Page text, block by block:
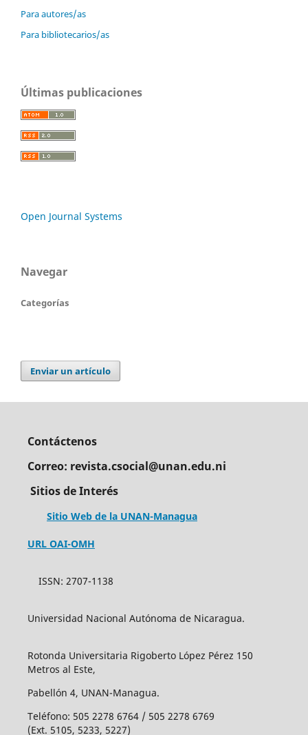
Para autores/as
Para bibliotecarios/as
Últimas publicaciones
Open Journal Systems
Navegar
Categorías
Enviar un artículo
Contáctenos
Correo: revista.csocial@unan.edu.ni
Sitios de Interés
Sitio Web de la UNAN-Managua
URL OAI-OMH
ISSN: 2707-1138
Universidad Nacional Autónoma de Nicaragua.
Rotonda Universitaria Rigoberto López Pérez 150
Metros al Este,
Pabellón 4, UNAN-Managua.
Teléfono: 505 2278 6764 / 505 2278 6769
(Ext. 5105, 5233, 5227)